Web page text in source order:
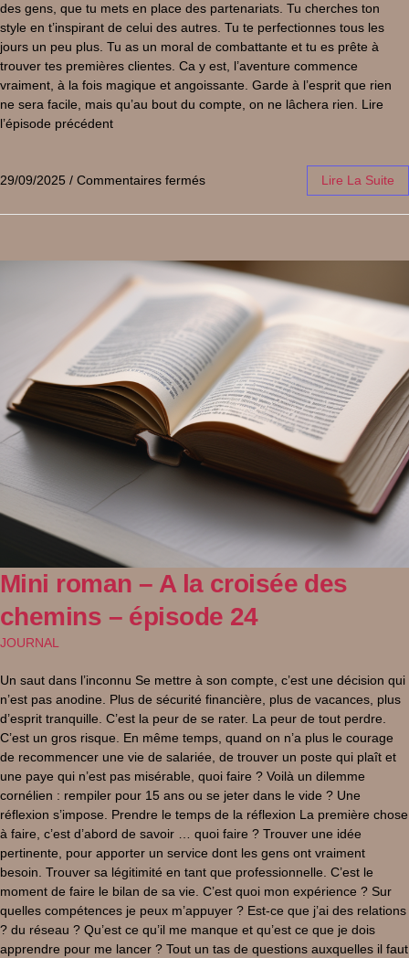
des gens, que tu mets en place des partenariats. Tu cherches ton
style en t’inspirant de celui des autres. Tu te perfectionnes tous les
jours un peu plus. Tu as un moral de combattante et tu es prête à
trouver tes premières clientes. Ca y est, l’aventure commence
vraiment, à la fois magique et angoissante. Garde à l’esprit que rien
ne sera facile, mais qu’au bout du compte, on ne lâchera rien. Lire
l’épisode précédent
29/09/2025 / Commentaires fermés Lire La Suite
Mini roman – A la croisée des
chemins – épisode 24
JOURNAL
Un saut dans l’inconnu Se mettre à son compte, c’est une décision qui
n’est pas anodine. Plus de sécurité financière, plus de vacances, plus
d’esprit tranquille. C’est la peur de se rater. La peur de tout perdre.
C’est un gros risque. En même temps, quand on n’a plus le courage
de recommencer une vie de salariée, de trouver un poste qui plaît et
une paye qui n’est pas misérable, quoi faire ? Voilà un dilemme
cornélien : rempiler pour 15 ans ou se jeter dans le vide ? Une
réflexion s’impose. Prendre le temps de la réflexion La première chose
à faire, c’est d’abord de savoir … quoi faire ? Trouver une idée
pertinente, pour apporter un service dont les gens ont vraiment
besoin. Trouver sa légitimité en tant que professionnelle. C’est le
moment de faire le bilan de sa vie. C’est quoi mon expérience ? Sur
quelles compétences je peux m’appuyer ? Est-ce que j’ai des relations
? du réseau ? Qu’est ce qu’il me manque et qu’est ce que je dois
apprendre pour me lancer ? Tout un tas de questions auxquelles il faut